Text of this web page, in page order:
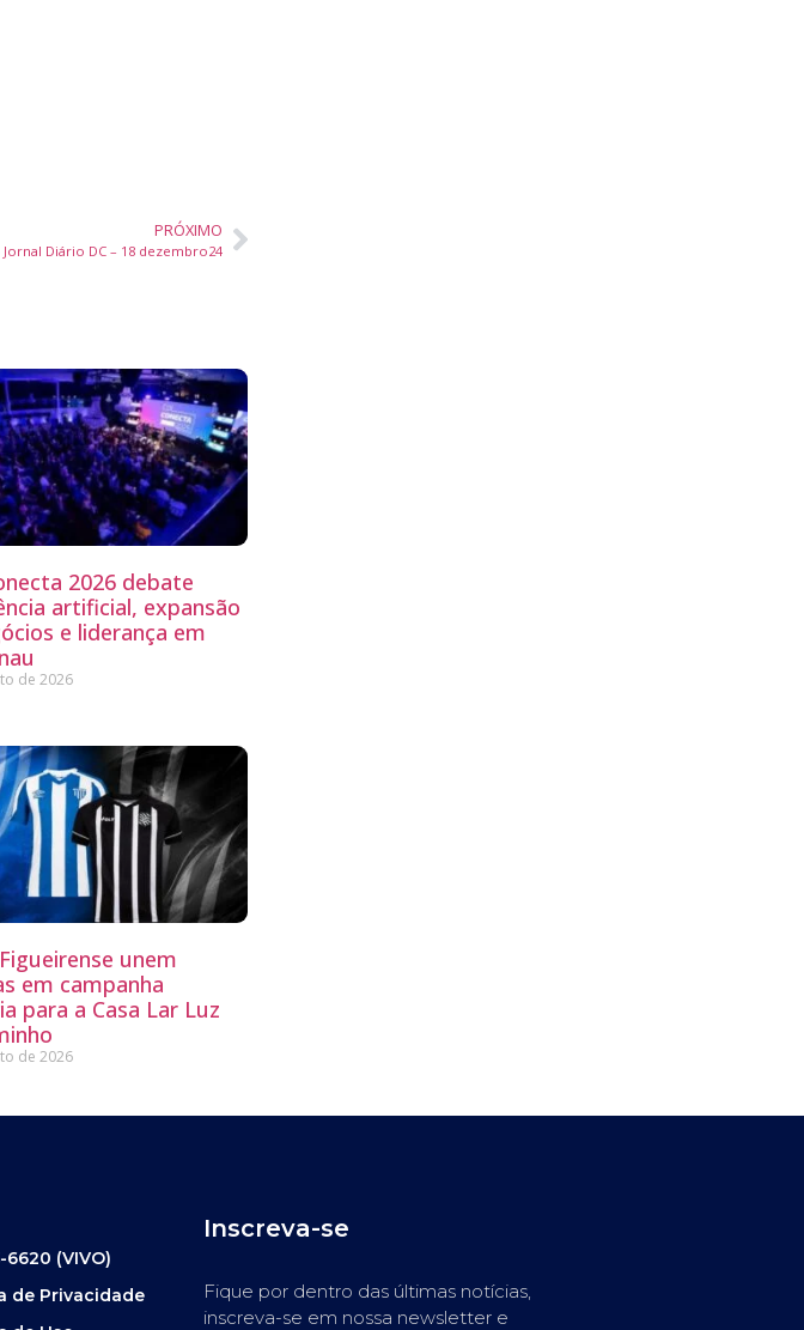
PRÓXIMO
Diário DC – 18 dezembro24
2026 debate
artificial, expansão
e liderança em
de 2026
unem
em campanha
para a Casa Lar Luz
de 2026
6620 (VIVO)
de Privacidade
Inscreva-se
Fique por dentro das últimas notícias,
inscreva-se em nossa newsletter e